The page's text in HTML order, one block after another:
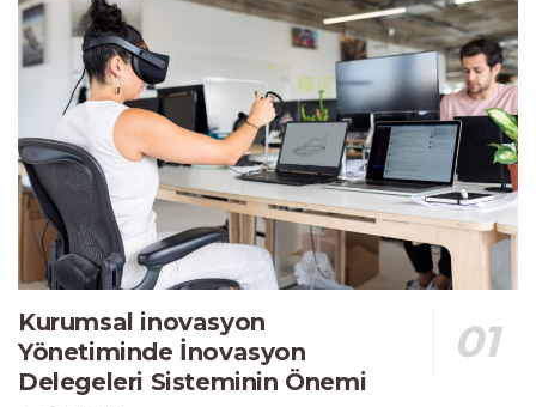
Kurumsal inovasyon
Yönetiminde İnovasyon
Delegeleri Sisteminin Önemi